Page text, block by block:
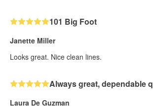
101 Big Foot
Janette Miller
Looks great. Nice clean lines.
Always great, dependable
Laura De Guzman